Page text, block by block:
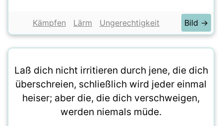
Kämpfen Lärm Ungerechtigkeit Bild →
Laß dich nicht irritieren durch jene, die dich
überschreien, schließlich wird jeder einmal
heiser; aber die, die dich verschweigen,
werden niemals müde.